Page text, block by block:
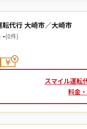
転代行 大崎市／大崎市
-(0件)
スマイル運転
料金